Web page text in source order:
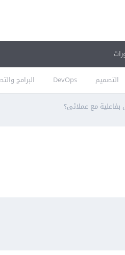
التصميم DevOps البرامج
مع عملائى؟